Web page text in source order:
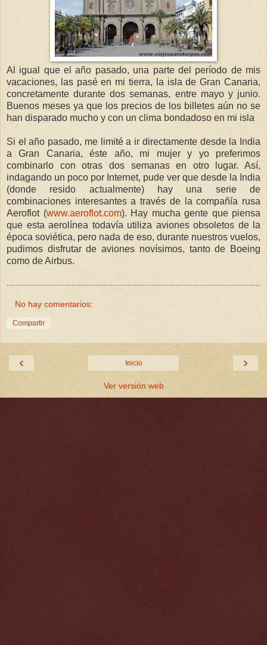
Al igual que el año pasado, una parte del período de mis
vacaciones, las pasé en mi tierra, la isla de Gran Canaria,
concretamente durante dos semanas, entre mayo y junio.
Buenos meses ya que los precios de los billetes aún no se
han disparado mucho y con un clima bondadoso en mi isla
Si el año pasado, me limité a ir directamente desde la India
a Gran Canaria, éste año, mi mujer y yo preferimos
combinarlo con otras dos semanas en otro lugar. Así,
indagando un poco por Internet, pude ver que desde la India
(donde resido actualmente) hay una serie de
combinaciones interesantes a través de la compañía rusa
Aeroflot (www.aeroflot.com). Hay mucha gente que piensa
que esta aerolínea todavía utiliza aviones obsoletos de la
época soviética, pero nada de eso, durante nuestros vuelos,
pudimos disfrutar de aviones novísimos, tanto de Boeing
como de Airbus.
No hay comentarios:
Compartir
‹ ›
Inicio
Ver versión web